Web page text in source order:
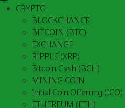
CRYPTO
BLOCKCHANCE
BITCOIN (BTC)
EXCHANGE
RIPPLE (XRP)
Bitcoin Cash (BCH)
MINING COIN
Initial Coin Offerring (ICO)
ETHEREUM (ETH)